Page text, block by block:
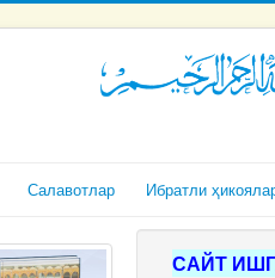
Салавотлар Ибратли
САЙТ